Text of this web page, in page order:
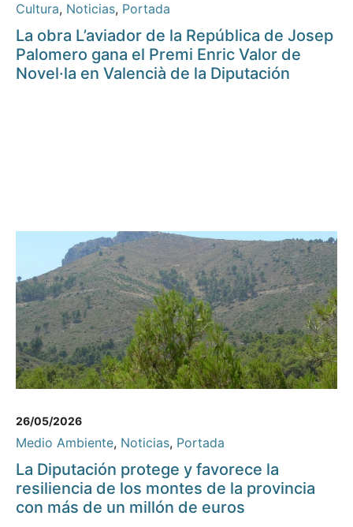
Cultura, Noticias, Portada
La obra L’aviador de la República de Josep
Palomero gana el Premi Enric Valor de
Novel·la en Valencià de la Diputación
26/05/2026
Medio Ambiente, Noticias, Portada
La Diputación protege y favorece la
resiliencia de los montes de la provincia
con más de un millón de euros